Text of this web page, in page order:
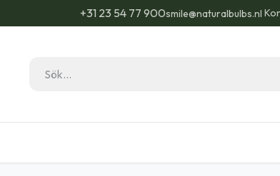
+31 23 54 77 900smile@naturalbulbs.nl